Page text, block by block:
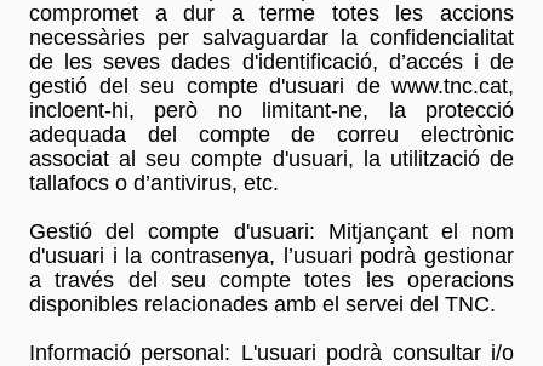
compromet a dur a terme totes les accions
necessàries per salvaguardar la confidencialitat
de les seves dades d'identificació, d’accés i de
gestió del seu compte d'usuari de www.tnc.cat,
incloent-hi, però no limitant-ne, la protecció
adequada del compte de correu electrònic
associat al seu compte d'usuari, la utilització de
tallafocs o d’antivirus, etc.
Gestió del compte d'usuari: Mitjançant el nom
d'usuari i la contrasenya, l’usuari podrà gestionar
a través del seu compte totes les operacions
disponibles relacionades amb el servei del TNC.
Informació personal: L'usuari podrà consultar i/o